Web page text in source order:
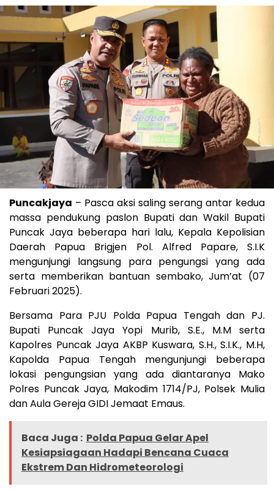
Puncakjaya – Pasca aksi saling serang antar kedua
massa pendukung paslon Bupati dan Wakil Bupati
Puncak Jaya beberapa hari lalu, Kepala Kepolisian
Daerah Papua Brigjen Pol. Alfred Papare, S.I.K
mengunjungi langsung para pengungsi yang ada
serta memberikan bantuan sembako, Jum’at (07
Februari 2025).
Bersama Para PJU Polda Papua Tengah dan PJ.
Bupati Puncak Jaya Yopi Murib, S.E., M.M serta
Kapolres Puncak Jaya AKBP Kuswara, S.H., S.I.K., M.H,
Kapolda Papua Tengah mengunjungi beberapa
lokasi pengungsian yang ada diantaranya Mako
Polres Puncak Jaya, Makodim 1714/PJ, Polsek Mulia
dan Aula Gereja GIDI Jemaat Emaus.
Baca Juga : Polda Papua Gelar Apel
Kesiapsiagaan Hadapi Bencana Cuaca
Ekstrem Dan Hidrometeorologi